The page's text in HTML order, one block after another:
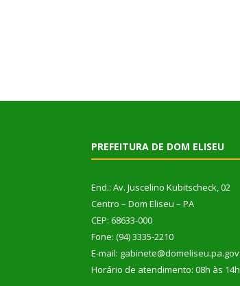
PREFEITURA DE DOM ELISEU
End.: Av. Juscelino Kubitscheck, 02
Centro – Dom Eliseu – PA
CEP: 68633-000
Fone: (94) 3335-2210
E-mail:
Horário de atendimento: 08h às 14h